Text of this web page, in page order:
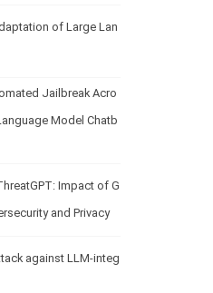
of Large Lan
Jailbreak Acro
Model Chatb
Impact of G
and Privacy
against LLM-integ